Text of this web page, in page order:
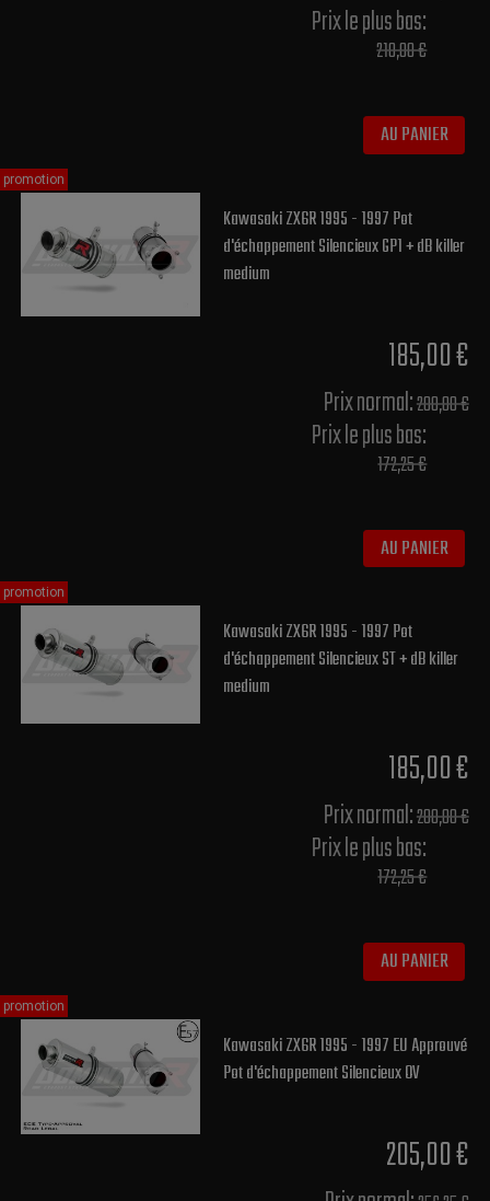
Prix le plus bas:
210,00 €
AU PANIER
Kawasaki ZX6R 1995 - 1997 Pot
d'échappement Silencieux GP1 + dB killer
medium
185,00 €
Prix normal​:200,00 €
Prix le plus bas:
172,25 €
AU PANIER
promotion
Kawasaki ZX6R 1995 - 1997 Pot
d'échappement Silencieux ST + dB killer
medium
185,00 €
Prix normal​:200,00 €
Prix le plus bas:
172,25 €
AU PANIER
promotion
Kawasaki ZX6R 1995 - 1997 EU Approuvé
Pot d'échappement Silencieux OV
205,00 €
promotion